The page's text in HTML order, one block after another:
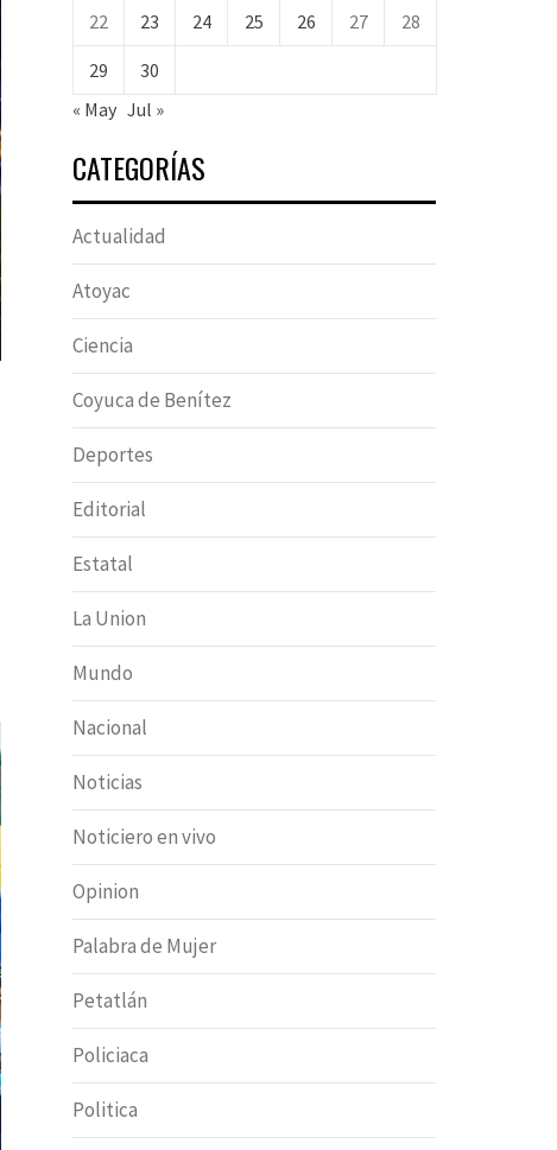
22 23 24 25 26 27 28
29
30
« May Jul »
CATEGORÍAS
Actualidad
Atoyac
Ciencia
Coyuca de Benítez
Deportes
Editorial
Estatal
La Union
Mundo
Nacional
Noticias
Noticiero en vivo
Opinion
Palabra de Mujer
Petatlán
Policiaca
Politica